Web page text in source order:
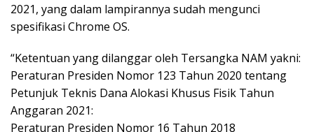
2021, yang dalam lampirannya sudah mengunci
spesifikasi Chrome OS.
“Ketentuan yang dilanggar oleh Tersangka NAM yakni:
Peraturan Presiden Nomor 123 Tahun 2020 tentang
Petunjuk Teknis Dana Alokasi Khusus Fisik Tahun
Anggaran 2021:
Peraturan Presiden Nomor 16 Tahun 2018